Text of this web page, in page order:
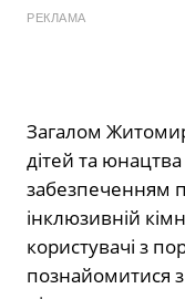
РЕКЛАМА
Загалом
дітей та
забезпеченням
інклюзивній
користувачі з
познайомитися